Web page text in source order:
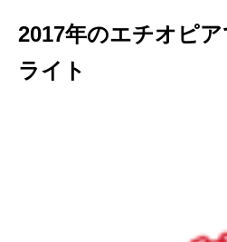
2017年のエチオピ
ライト